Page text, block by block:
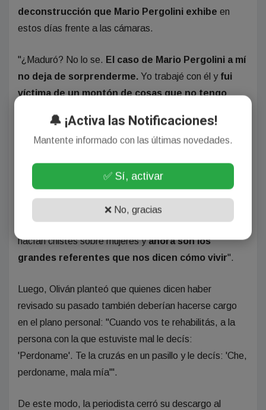
deconstrucción que Mario Pergolini exhibe en
estos días frente a las cámaras.
"¿Maduró? No lo se. El caso de Mario Pergolini a mí
no deja de sorprenderme. Yo trabajé con él y fui
víctima de un montón de cosas que no tengo
manifestó.
No puedo creer la lavada de cara que le da el
medio a personas como esta, que toda la vida se
mofaron de las mujeres, no trabajaban con mujeres y
eran sexistas, o se sobrepasaban con las mujeres,
hacían chistes sobre mujeres yahora son los
grandes referentes que nos dicen cómo vivir".
Luego, Oliván planteó que quienes dicen haber
revisado su pasado también deberían hacerse cargo
en el plano personal: "Cuando vos te rehabilitás, a la
persona con la que estuviste mal le decís:
'Perdoname'. Te la cruzás en un pasillo y le decís: 'Che,
perdoname, mala mía'".
De este modo, la periodista cerró su descargo al
🔔 ¡Activa las Notificaciones!
Mantente informado con las últimas novedades.
✅ Sí, activar
❌ No, gracias